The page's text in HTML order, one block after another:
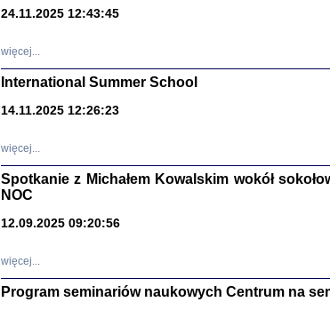
24.11.2025 12:43:45
więcej...
International Summer School
14.11.2025 12:26:23
więcej...
Spotkanie z Michałem Kowalskim wokół
NOC
12.09.2025 09:20:56
więcej...
Program seminariów naukowych Centrum na